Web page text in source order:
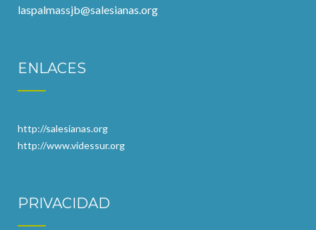
laspalmassjb@salesianas.org
ENLACES
http://salesianas.org
http://www.videssur.org
PRIVACIDAD